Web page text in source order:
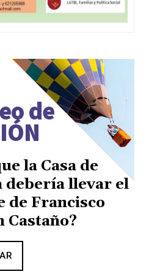
de
la Casa de
debería llevar el
de Francisco
Castaño?